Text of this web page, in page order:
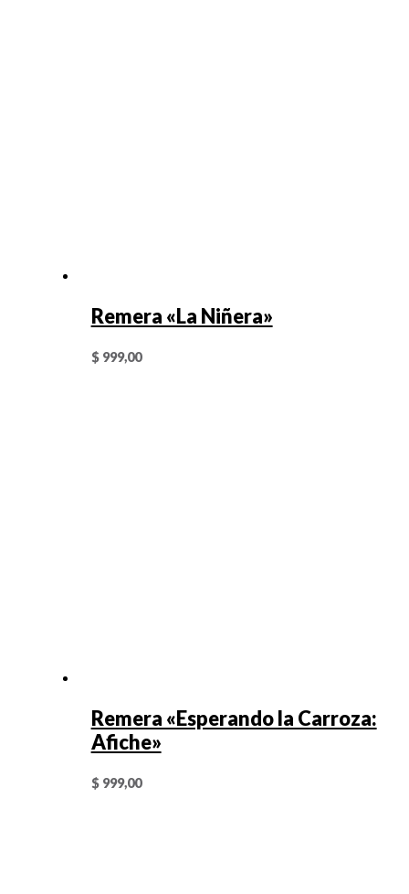
Remera «La Niñera»
$999,00
Remera «Esperando la Carroza:
Afiche»
$999,00